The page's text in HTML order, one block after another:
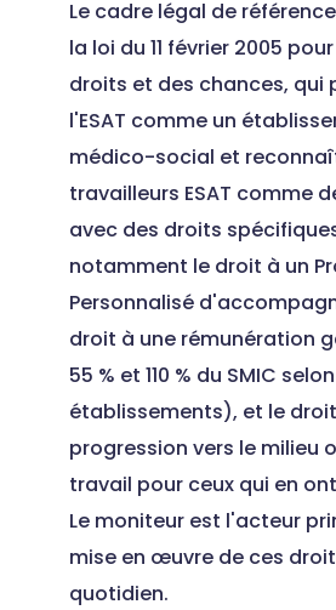
Le cadre légal de
la loi du 11 février 2005
droits et des chances, qui
l'ESAT comme un
médico-social et
travailleurs ESAT comme
avec des droits
notamment le droit à un
Personnalisé
droit à une rémunération
55 % et 110 % du SMIC
établissements), et le
progression vers le milieu
travail pour ceux qui en
Le moniteur est l'acteur
mise en œuvre de ces
quotidien.